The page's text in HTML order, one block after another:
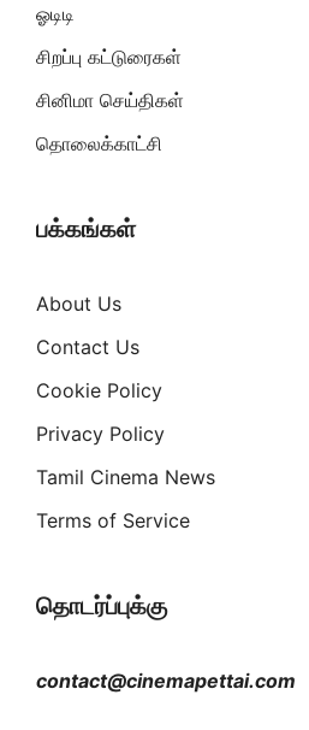
ஓடிடி
சிறப்பு கட்டுரைகள்
சினிமா செய்திகள்
தொலைக்காட்சி
பக்கங்கள்
About Us
Contact Us
Cookie Policy
Privacy Policy
Tamil Cinema News
Terms of Service
தொடர்ப்புக்கு
contact@cinemapettai.com